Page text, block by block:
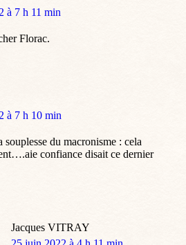
à 7 h 11 min
Florac.
à 7 h 10 min
du macronisme : cela
confiance disait ce dernier
Jacques VITRAY